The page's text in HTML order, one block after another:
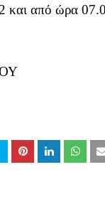
και από ώρα